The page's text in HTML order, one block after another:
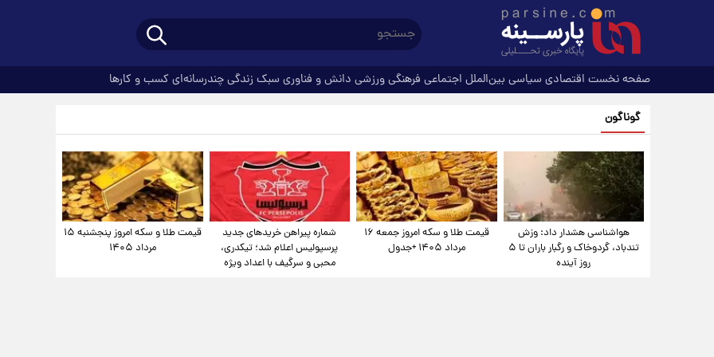
صفحه نخست اقتصادی سیاسی بین‌الملل اجتماعی فرهنگیورزشی دانش و فناوری سبک زندگیچندرسانه‌ای کسب و کارها
گوناگون
هواشناسی هشدار داد: وزش
تندباد، گردوخاک و رگبار باران تا ۵
روز آینده
قیمت طلا و سکه امروز جمعه ۱۶
مرداد ۱۴۰۵ +جدول
شماره پیراهن خریدهای جدید
پرسپولیس اعلام شد؛ تیکدری،
محبی و سرگیف با اعداد ویژه
قیمت طلا و سکه امروز پنجشنبه ۱۵
مرداد ۱۴۰۵